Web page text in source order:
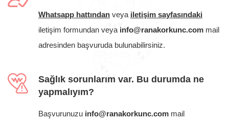
Whatsapp hattındanveya iletişim sayfasındaki
iletişim formundan veya info@ranakorkunc.commail
adresinden başvuruda bulunabilirsiniz.
Sağlık sorunlarım var. Bu durumda ne
yapmalıyım?
Başvurunuzu info@ranakorkunc.commail